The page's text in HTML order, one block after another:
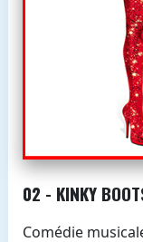
02 - KINKY
Comédie